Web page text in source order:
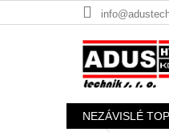
na
NEZÁVISLÉ